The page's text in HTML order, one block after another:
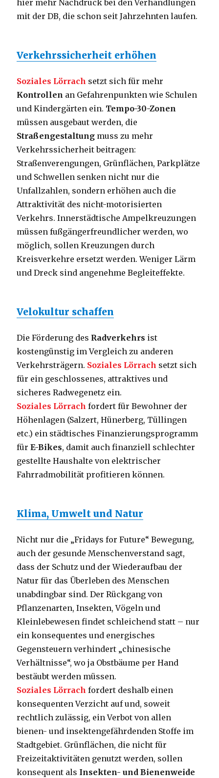
hier mehr Nachdruck bei den Verhandlungen
mit der DB, die schon seit Jahrzehnten laufen.
Verkehrssicherheit erhöhen
Soziales Lörrach setzt sich für mehr
Kontrollen an Gefahrenpunkten wie Schulen
und Kindergärten ein. Tempo-30-Zonen
müssen ausgebaut werden, die
Straßengestaltung muss zu mehr
Verkehrssicherheit beitragen:
Straßenverengungen, Grünflächen, Parkplätze
und Schwellen senken nicht nur die
Unfallzahlen, sondern erhöhen auch die
Attraktivität des nicht-motorisierten
Verkehrs. Innerstädtische Ampelkreuzungen
müssen fußgängerfreundlicher werden, wo
möglich, sollen Kreuzungen durch
Kreisverkehre ersetzt werden. Weniger Lärm
und Dreck sind angenehme Begleiteffekte.
Velokultur schaffen
Die Förderung des Radverkehrs ist
kostengünstig im Vergleich zu anderen
Verkehrsträgern. Soziales Lörrach setzt sich
für ein geschlossenes, attraktives und
sicheres Radwegenetz ein.
Soziales Lörrach fordert für Bewohner der
Höhenlagen (Salzert, Hünerberg, Tüllingen
etc.) ein städtisches Finanzierungsprogramm
fürE-Bikes, damit auch finanziell schlechter
gestellte Haushalte von elektrischer
Fahrradmobilität profitieren können.
Klima, Umwelt und Natur
Nicht nur die „Fridays for Future“ Bewegung,
auch der gesunde Menschenverstand sagt,
dass der Schutz und der Wiederaufbau der
Natur für das Überleben des Menschen
unabdingbar sind. Der Rückgang von
Pflanzenarten, Insekten, Vögeln und
Kleinlebewesen findet schleichend statt – nur
ein konsequentes und energisches
Gegensteuern verhindert „chinesische
Verhältnisse“, wo ja Obstbäume per Hand
bestäubt werden müssen.
Soziales Lörrach fordert deshalb einen
konsequenten Verzicht auf und, soweit
rechtlich zulässig, ein Verbot von allen
bienen- und insektengefährdenden Stoffe im
Stadtgebiet. Grünflächen, die nicht für
Freizeitaktivitäten genutzt werden, sollen
konsequent als Insekten- und Bienenweide